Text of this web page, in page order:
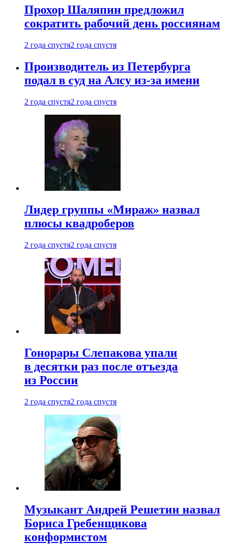
Прохор Шаляпин предложил
сократить рабочий день россиянам
2 года спустя2 года спустя
Производитель из Петербурга
подал в суд на Алсу из-за имени
2 года спустя2 года спустя
Лидер группы «Мираж» назвал
плюсы квадроберов
2 года спустя2 года спустя
Гонорары Слепакова упали
в десятки раз после отъезда
из России
2 года спустя2 года спустя
Музыкант Андрей Решетин назвал
Бориса Гребенщикова
конформистом